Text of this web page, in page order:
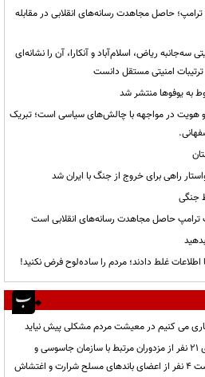
حاصل مجاهدت رسانه‌های انقلابی در مقابله
سه‌جانبه ریاض، اسلام‌آباد و آنکارا، آن را نشانه‌ای
امنیتی مستقل دانست
به یوفوها منتشر شد
و هویت در مواجهه با چالش‌های سیاسی است؛ تبریک
راهی برای خروج از جنگ با ایران شد
جنگی
حاصل مجاهدت رسانه‌های انقلابی است
غلط دادند؛ مردم را ساده‌لوح فرض نکنید!
کاری می کنیم در معیشت مردم مشکلی پیش نیاید
وزارت اطلاعات: شناسایی و دستگیری ۲۱ نفر از مزدوران مرتبط با سازمان جاسوسی و
تروریستی رژیم صهیونیستی و بازداشت ۴ نفر از اعضای باندهای مسلح شرارت و اغتشاش